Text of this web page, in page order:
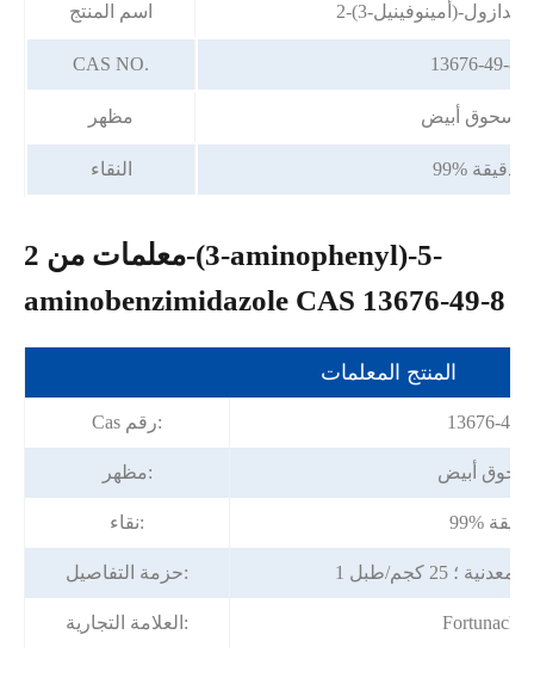
اسم المنتج
CAS NO. 13676-49-8
مظهر مسحوق أبيض
النقاء 99% دقيقة
معلمات من 2-(3-aminophenyl)-5-
aminobenzimidazole CAS 13676-49-8
المنتج المعلمات
Cas رقم: 13676-49-8
مظهر: أبيض
نقاء: 99% دقيقة
حزمة التفاصيل: ؛ 25 كجم/طبل
العلامة التجارية: